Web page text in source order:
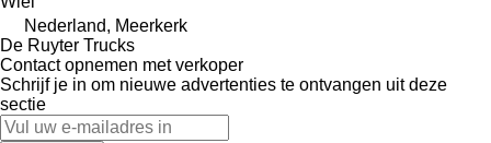
Nederland, Meerkerk
De Ruyter Trucks
Contact opnemen met verkoper
Schrijf je in om nieuwe advertenties te ontvangen uit deze
sectie